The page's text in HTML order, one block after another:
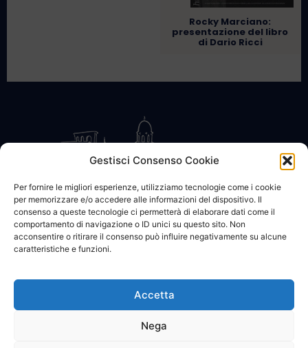
Gestisci Consenso Cookie
Per fornire le migliori esperienze, utilizziamo tecnologie come i cookie
per memorizzare e/o accedere alle informazioni del dispositivo. Il
consenso a queste tecnologie ci permetterà di elaborare dati come il
comportamento di navigazione o ID unici su questo sito. Non
acconsentire o ritirare il consenso può influire negativamente su alcune
caratteristiche e funzioni.
Accetta
Nega
Rocky Marciano:
presentazione del libro
di Dario Ricci
CONTATTACI COOKIE POLICY PRIVACY
© 2002 - 2026 SanBartolomeo.info :::: powered by Go Web snc |